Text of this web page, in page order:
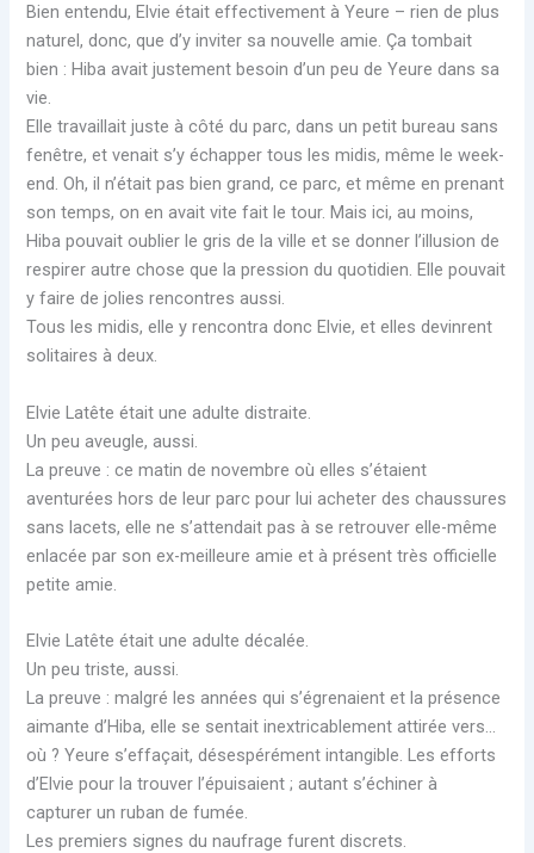
Bien entendu, Elvie était effectivement à Yeure – rien de plus
naturel, donc, que d’y inviter sa nouvelle amie. Ça tombait
bien : Hiba avait justement besoin d’un peu de Yeure dans sa
vie.
Elle travaillait juste à côté du parc, dans un petit bureau sans
fenêtre, et venait s’y échapper tous les midis, même le week-
end. Oh, il n’était pas bien grand, ce parc, et même en prenant
son temps, on en avait vite fait le tour. Mais ici, au moins,
Hiba pouvait oublier le gris de la ville et se donner l’illusion de
respirer autre chose que la pression du quotidien. Elle pouvait
y faire de jolies rencontres aussi.
Tous les midis, elle y rencontra donc Elvie, et elles devinrent
solitaires à deux.
Elvie Latête était une adulte distraite.
Un peu aveugle, aussi.
La preuve : ce matin de novembre où elles s’étaient
aventurées hors de leur parc pour lui acheter des chaussures
sans lacets, elle ne s’attendait pas à se retrouver elle-même
enlacée par son ex-meilleure amie et à présent très officielle
petite amie.
Elvie Latête était une adulte décalée.
Un peu triste, aussi.
La preuve : malgré les années qui s’égrenaient et la présence
aimante d’Hiba, elle se sentait inextricablement attirée vers…
où ? Yeure s’effaçait, désespérément intangible. Les efforts
d’Elvie pour la trouver l’épuisaient ; autant s’échiner à
capturer un ruban de fumée.
Les premiers signes du naufrage furent discrets.